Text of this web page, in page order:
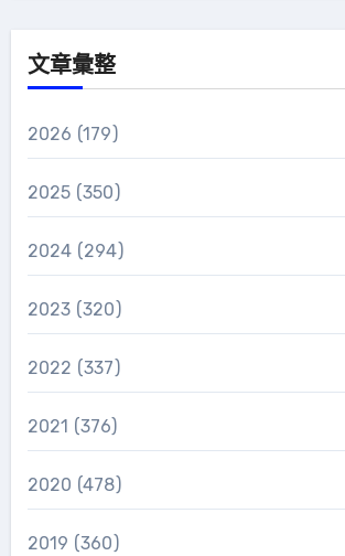
文章彙整
2026 (179)
2025 (350)
2024 (294)
2023 (320)
2022 (337)
2021 (376)
2020 (478)
2019 (360)